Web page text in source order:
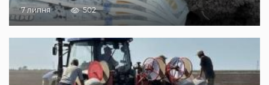
7 липня 502